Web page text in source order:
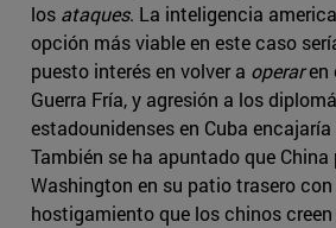
los ataques. La inteligencia
opción más viable en este caso
puesto interés en volver a operaren
Guerra Fría, y agresión a los
estadounidenses en Cuba
También se ha apuntado que China
Washington en su patio trasero
hostigamiento que los chinos